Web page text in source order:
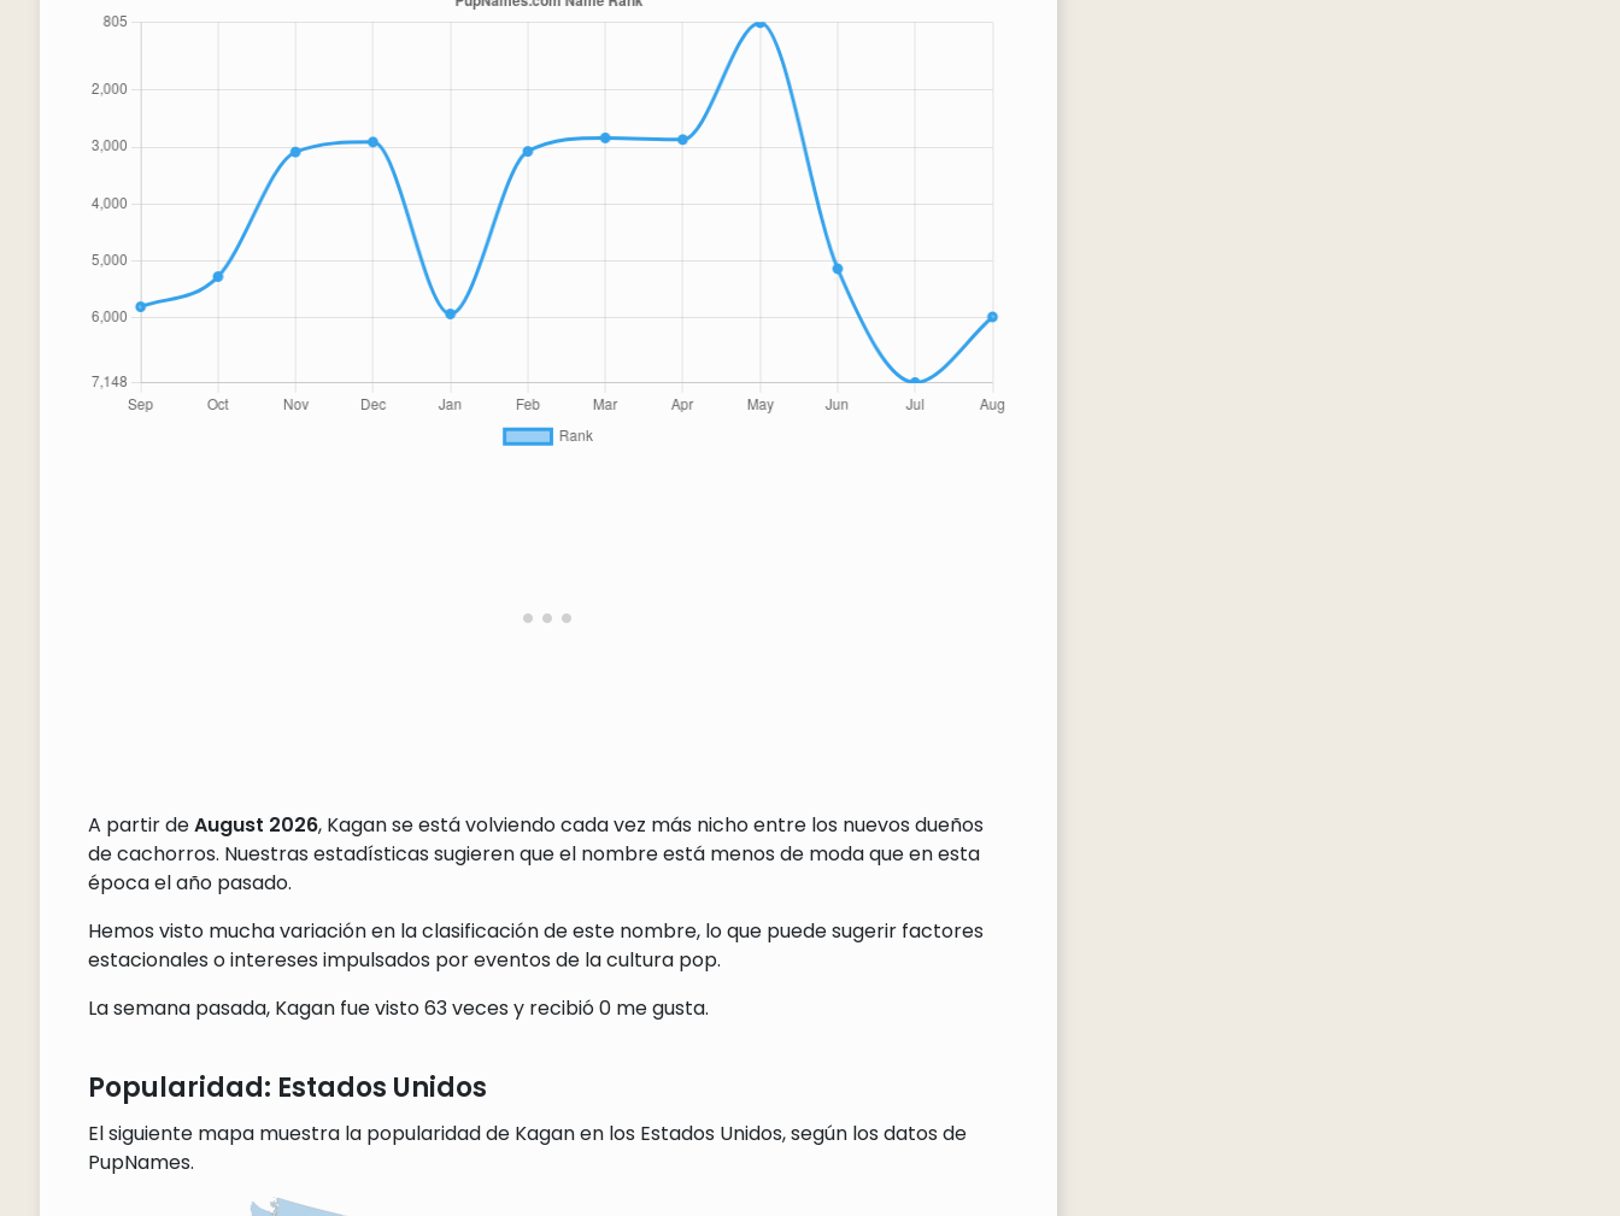
A partir deAugust 2026, Kagan se está volviendo cada vez más nicho entre los nuevos dueños
de cachorros. Nuestras estadísticas sugieren que el nombre está menos de moda que en esta
época el año pasado.
Hemos visto mucha variación en la clasificación de este nombre, lo que puede sugerir factores
estacionales o intereses impulsados por eventos de la cultura pop.
La semana pasada, Kagan fue visto 63 veces y recibió 0 me gusta.
Popularidad: Estados Unidos
El siguiente mapa muestra la popularidad de Kagan en los Estados Unidos, según los datos de
PupNames.